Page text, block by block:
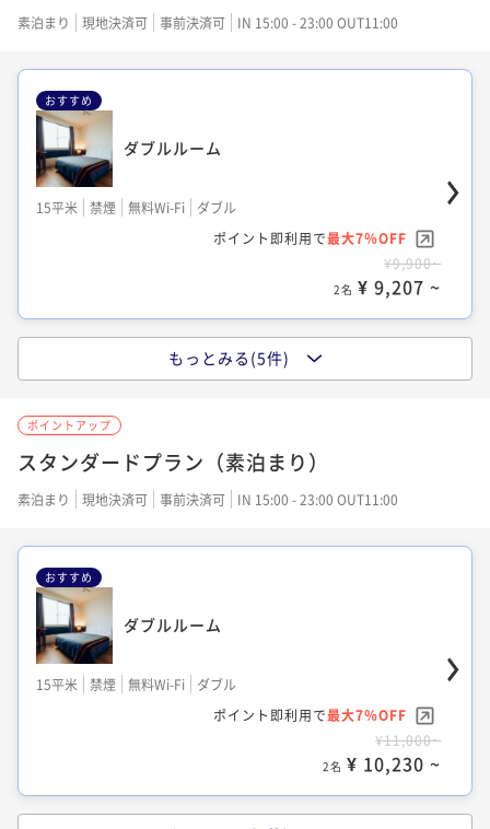
14平米 禁煙 無料Wi-Fi
ダブル
2名 ¥ 9,960 ~
シアターキングルーム
25平米 禁煙
ポイント即利用で
¥14,400~
¥ 13,392 ~
素泊まり 現地決済可 事前決済可 IN 15:00 - 23:00 OUT11:00
おすすめ
ダブルルーム
15平米 禁煙 無料Wi-Fi
ダブル
ポイント即利用で最大7％OFF
¥9,900~
2名 ¥ 9,207 ~
13平米 禁煙 無料Wi-Fi
ダブル
ポイント即利用で
¥8,280~
最大7％OFF
¥10,710~
¥ 9,960 ~
もっとみる(5件)
ポイントアップ
スタンダードプラン（素泊まり）
素泊まり 現地決済可 事前決済可 IN 15:00 - 23:00 OUT11:00
おすすめ
ダブルルーム
15平米 禁煙 無料Wi-Fi
ダブル
ポイント即利用で最大7％OFF
¥11,000~
2名 ¥ 10,230 ~